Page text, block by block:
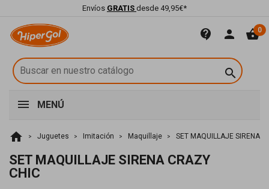
Envíos GRATIS desde 49,95€*
contact_support person shopping_basket0

MENÚ
home Juguetes Imitación Maquillaje SET MAQUILLAJE SIRENA
SET MAQUILLAJE SIRENA CRAZY
CHIC